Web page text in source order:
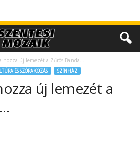
hozza új lemezét a Zűrös Banda…
ÉS SZÓRAKOZÁS SZÍNHÁZ
új lemezét a